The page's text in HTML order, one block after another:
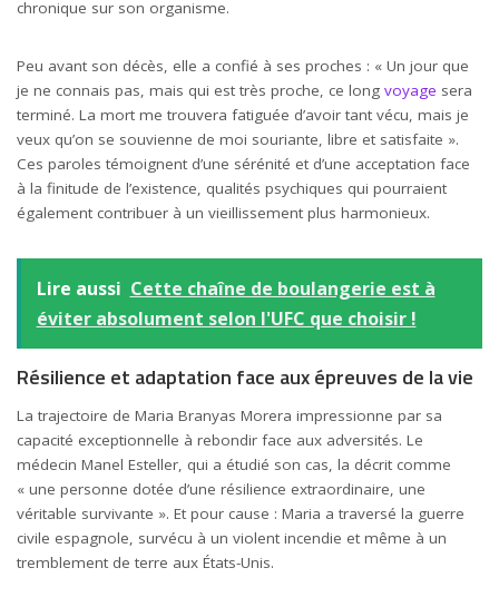
chronique sur son organisme.
Peu avant son décès, elle a confié à ses proches : « Un jour que
je ne connais pas, mais qui est très proche, ce long voyage sera
terminé. La mort me trouvera fatiguée d’avoir tant vécu, mais je
veux qu’on se souvienne de moi souriante, libre et satisfaite ».
Ces paroles témoignent d’une sérénité et d’une acceptation face
à la finitude de l’existence, qualités psychiques qui pourraient
également contribuer à un vieillissement plus harmonieux.
Lire aussi Cette chaîne de boulangerie est à
éviter absolument selon l'UFC que choisir !
Résilience et adaptation face aux épreuves de la vie
La trajectoire de Maria Branyas Morera impressionne par sa
capacité exceptionnelle à rebondir face aux adversités. Le
médecin Manel Esteller, qui a étudié son cas, la décrit comme
« une personne dotée d’une résilience extraordinaire, une
véritable survivante ». Et pour cause : Maria a traversé la guerre
civile espagnole, survécu à un violent incendie et même à un
tremblement de terre aux États-Unis.